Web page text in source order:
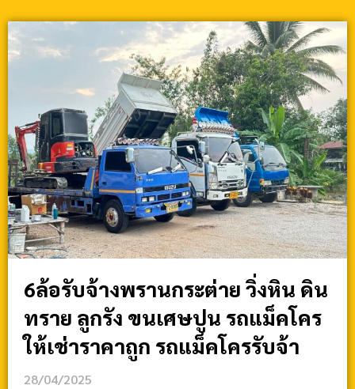
6ล้อรับจ้างพรานกระต่าย วิ่งหิน ดิน
ทราย ลูกรัง ขนเศษปูน รถแม็คโคร
ให้เช่าราคาถูก รถแม็คโครรับจ้า
28/04/2025